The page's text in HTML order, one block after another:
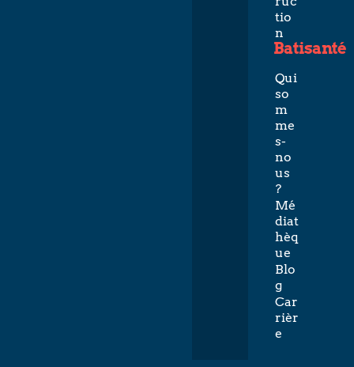
tio
n
Batisanté
Qui
so
m
me
s-
no
us
?
Mé
diat
hèq
ue
Blo
g
Car
rièr
e